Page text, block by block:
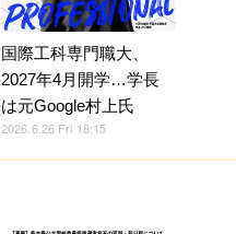
国際工科専門職大、
2027年4月開学…学長
は元Google村上氏
2026.6.26 Fri 18:15